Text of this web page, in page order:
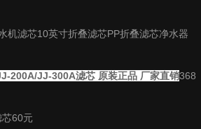
机滤芯10英寸折叠滤芯PP折叠滤芯净水器
200A/JJ-300A滤芯 原装正品 厂家直销368
60元